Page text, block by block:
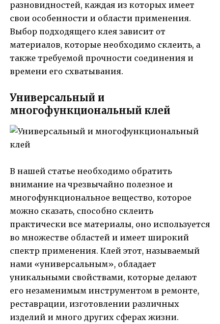
разновидностей, каждая из которых имеет
свои особенности и области применения.
Выбор подходящего клея зависит от
материалов, которые необходимо склеить, а
также требуемой прочности соединения и
времени его схватывания.
Универсальный и
многофункциональный клей
В нашей статье необходимо обратить
внимание на чрезвычайно полезное и
многофункциональное вещество, которое
можно сказать, способно склеить
практически все материалы, оно используется
во множестве областей и имеет широкий
спектр применения. Клей этот, называемый
нами «универсальным», обладает
уникальными свойствами, которые делают
его незаменимым инструментом в ремонте,
реставрации, изготовлении различных
изделий и много других сферах жизни.